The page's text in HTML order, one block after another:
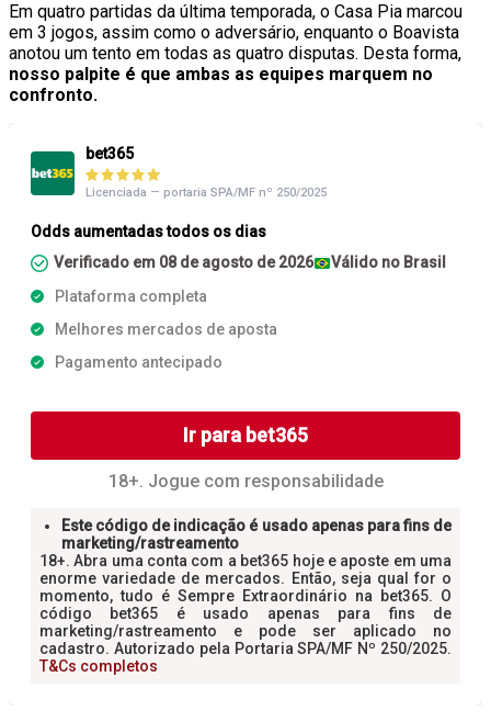
Em quatro partidas da última temporada, o Casa Pia marcou
em 3 jogos, assim como o adversário, enquanto o Boavista
anotou um tento em todas as quatro disputas. Desta forma,
nosso palpite é que ambas as equipes marquem no
confronto.